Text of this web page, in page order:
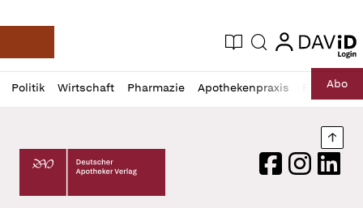
Deutsche Apotheker Zeitung
Aktuelle Ausgabe
Suche login
login
Politik Wirtschaft Pharmazie Apothekenpraxis RechtAbo
Profil
öffnen
Daz
Pur
Deutscher Apotheker Verlag Logo
FacebookInstagram